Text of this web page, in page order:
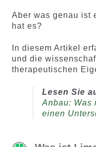
Aber was genau ist
hat es?
In diesem Artikel
und die
therapeutischen
Lesen Sie
Anbau: Was
einen